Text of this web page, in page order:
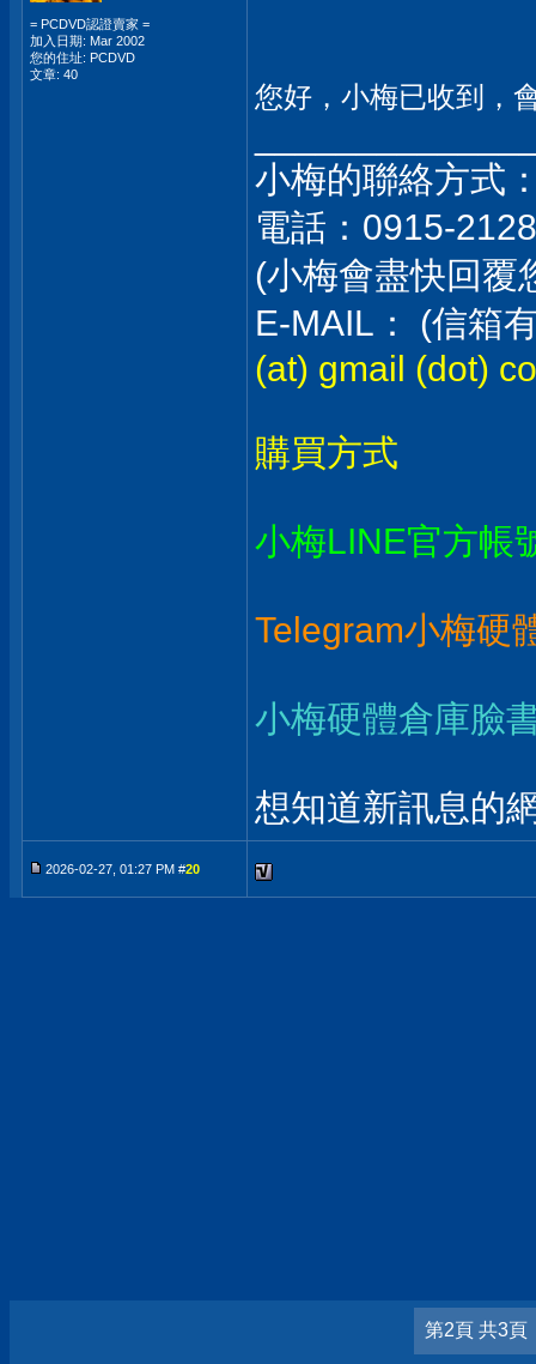
= PCDVD認證賣家 =
加入日期: Mar 2002
您的住址: PCDVD
文章: 40
您好，小梅已收到，
小梅的聯絡方式
電話：0915-
(小梅會盡快回覆
E-MAIL： (信箱
(at) gmail (dot)
購買方式
小梅LINE官方帳
Telegram小梅硬
小梅硬體倉庫臉
想知道新訊息的
2026-02-27, 01:27 PM #20
第2頁 共3頁